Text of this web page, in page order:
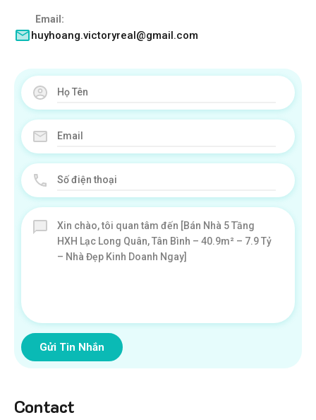
Email:
huyhoang.victoryreal@gmail.com
Gửi Tin Nhắn
Contact